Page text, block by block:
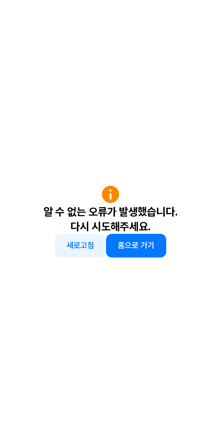
알 수 없는 오류가 발생했습니다.
다시 시도해주세요.
새로고침 홈으로 가기